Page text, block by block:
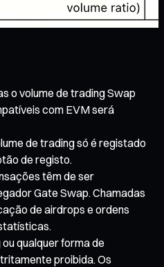
o volume de trading Swap
com EVM será
de trading só é registado
de registo.
têm de ser
Gate Swap. Chamadas
de airdrops e ordens
qualquer forma de
proibida. Os